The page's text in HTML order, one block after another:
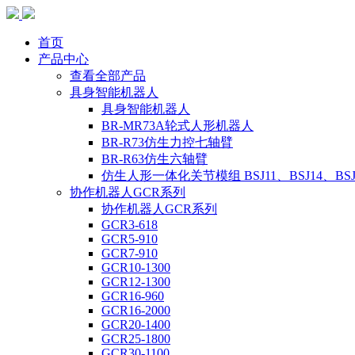
首页
产品中心
查看全部产品
具身智能机器人
具身智能机器人
BR-MR73A轮式人形机器人
BR-R73仿生力控七轴臂
BR-R63仿生六轴臂
仿生人形一体化关节模组 BSJ11、BSJ14、
协作机器人GCR系列
协作机器人GCR系列
GCR3-618
GCR5-910
GCR7-910
GCR10-1300
GCR12-1300
GCR16-960
GCR16-2000
GCR20-1400
GCR25-1800